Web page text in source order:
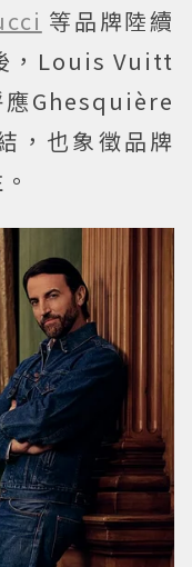
等品牌陸續
，Louis Vuitt
應Ghesquière
，也象徵品牌